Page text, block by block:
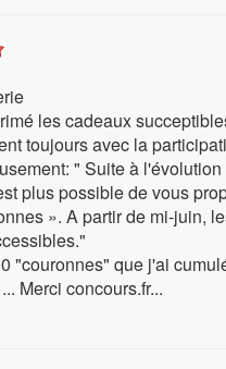
les cadeaux
toujours avec la
" Suite à
plus possible de vous
». A partir de mi-juin,
"couronnes" que j'ai
Merci concours.fr...